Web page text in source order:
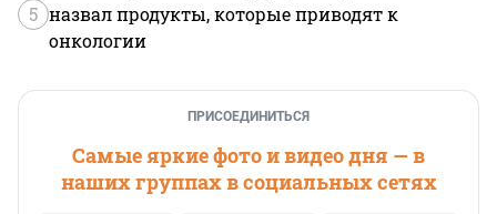
5 назвал продукты, которые приводят к
онкологии
ПРИСОЕДИНИТЬСЯ
Самые яркие фото и видео дня — в
наших группах в социальных сетях